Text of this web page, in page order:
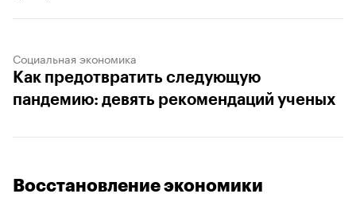
Социальная экономика
Как предотвратить следующую
пандемию: девять рекомендаций ученых
Восстановление экономики